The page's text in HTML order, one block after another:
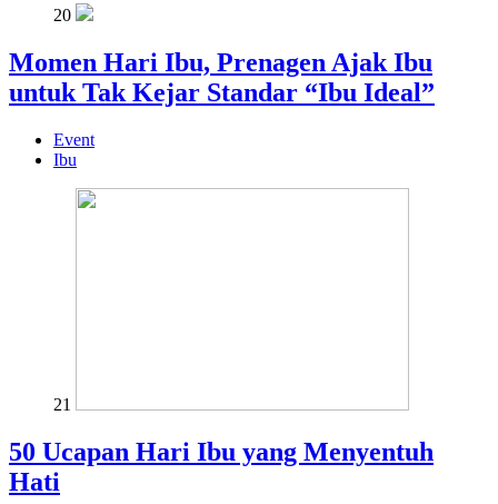
20
Momen Hari Ibu, Prenagen Ajak Ibu
untuk Tak Kejar Standar “Ibu Ideal”
Event
Ibu
21
50 Ucapan Hari Ibu yang Menyentuh
Hati